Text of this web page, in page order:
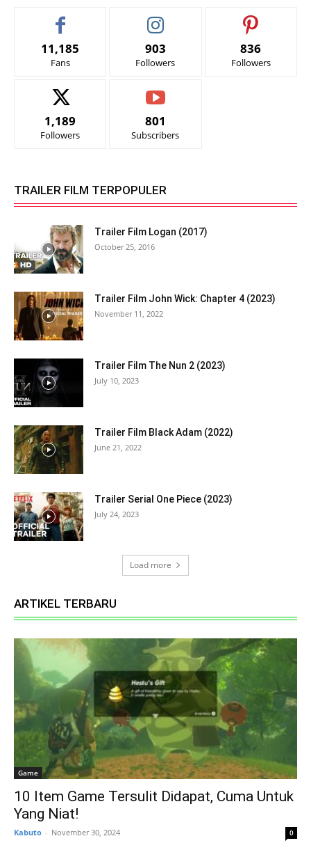
11,185
Fans
903
Followers
836
Followers
1,189
Followers
801
Subscribers
TRAILER FILM TERPOPULER
Trailer Film Logan (2017)
October 25, 2016
Trailer Film John Wick: Chapter 4 (2023)
November 11, 2022
Trailer Film The Nun 2 (2023)
July 10, 2023
Trailer Film Black Adam (2022)
June 21, 2022
Trailer Serial One Piece (2023)
July 24, 2023
Load more
ARTIKEL TERBARU
Game
10 Item Game Tersulit Didapat, Cuma Untuk
Yang Niat!
Kabuto - November 30, 2024 0